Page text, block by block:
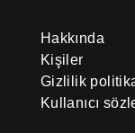
Hakkında
Kişiler
Gizlilik
Kullanıcı